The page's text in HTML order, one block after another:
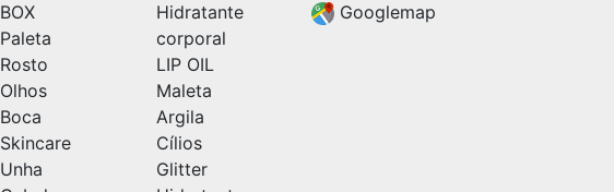
BOX
Paleta
Rosto
Olhos
Boca
Skincare
Unha
Hidratante
corporal
LIP OIL
Maleta
Argila
Cílios
Glitter
Googlemap